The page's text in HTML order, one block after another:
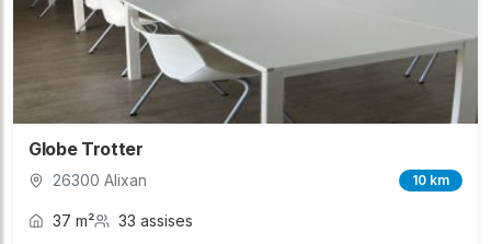
Globe Trotter
26300 Alixan 10 km
37 m² 33 assises